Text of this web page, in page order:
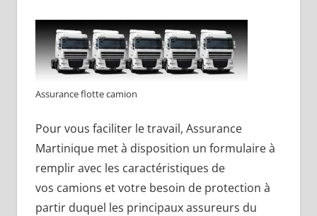
Assurance flotte camion
Pour vous faciliter le travail, Assurance
Martinique met à disposition un formulaire à
remplir avec les caractéristiques de
vos camions et votre besoin de protection à
partir duquel les principaux assureurs du